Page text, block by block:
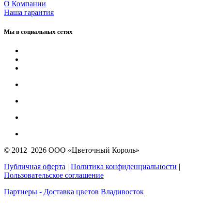
О Компании
Наша гарантия
Мы в социальных сетях
© 2012–2026 ООО «Цветочный Король»
Публичная оферта | Политика конфиденциальности |
Пользовательское соглашение
Партнеры - Доставка цветов Владивосток